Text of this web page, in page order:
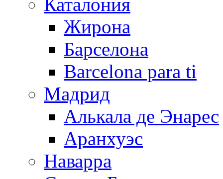
Жирона
Барселона
Barcelona para ti
Мадрид
Алькала де Энарес
Аранхуэс
Наварра